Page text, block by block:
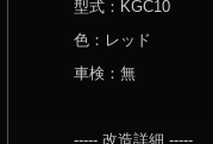
型式：KGC10
色：レッド
車検：無
----- 改造詳細 -----